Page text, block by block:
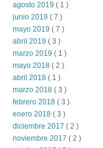
agosto 2019 ( 1 )
junio 2019 ( 7 )
mayo 2019 ( 7 )
abril 2019 ( 3 )
marzo 2019 ( 1 )
mayo 2018 ( 2 )
abril 2018 ( 1 )
marzo 2018 ( 3 )
febrero 2018 ( 3 )
enero 2018 ( 3 )
diciembre 2017 ( 2 )
noviembre 2017 ( 2 )